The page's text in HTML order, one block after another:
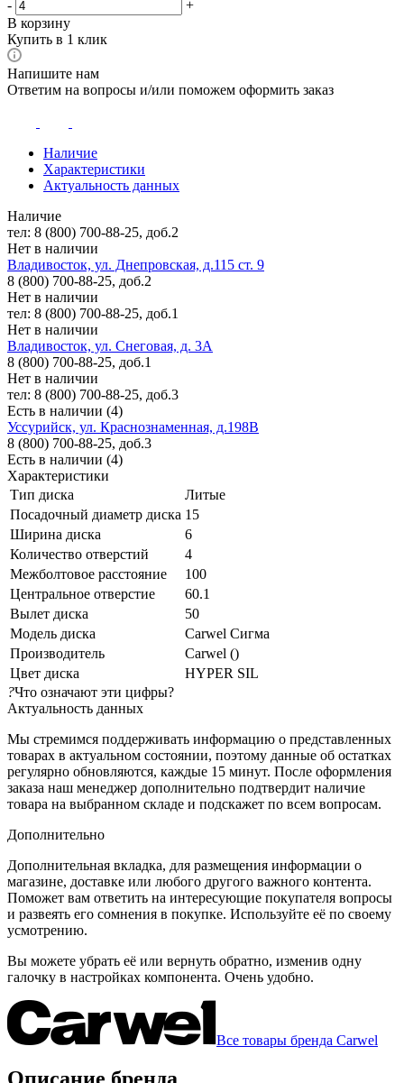
-
+
В корзину
Купить в 1 клик
Напишите нам
Ответим на вопросы и/или поможем оформить заказ
Наличие
Характеристики
Актуальность данных
Наличие
тел: 8 (800) 700-88-25, доб.2
Нет в наличии
Владивосток, ул. Днепровская, д.115 ст. 9
8 (800) 700-88-25, доб.2
Нет в наличии
тел: 8 (800) 700-88-25, доб.1
Нет в наличии
Владивосток, ул. Снеговая, д. 3А
8 (800) 700-88-25, доб.1
Нет в наличии
тел: 8 (800) 700-88-25, доб.3
Есть в наличии (4)
Уссурийск, ул. Краснознаменная, д.198В
8 (800) 700-88-25, доб.3
Есть в наличии (4)
Характеристики
Тип диска
Литые
Посадочный диаметр диска 15
Ширина диска
6
Количество отверстий
4
Межболтовое расстояние
100
Центральное отверстие
60.1
Вылет диска
50
Модель диска
Carwel Сигма
Производитель
Carwel ()
Цвет диска
HYPER SIL
?Что означают эти цифры?
Актуальность данных
Мы стремимся поддерживать информацию о представленных
товарах в актуальном состоянии, поэтому данные об остатках
регулярно обновляются, каждые 15 минут. После оформления
заказа наш менеджер дополнительно подтвердит наличие
товара на выбранном складе и подскажет по всем вопросам.
Дополнительно
Дополнительная вкладка, для размещения информации о
магазине, доставке или любого другого важного контента.
Поможет вам ответить на интересующие покупателя вопросы
и развеять его сомнения в покупке. Используйте её по своему
усмотрению.
Вы можете убрать её или вернуть обратно, изменив одну
галочку в настройках компонента. Очень удобно.
Все товары бренда Carwel
Описание бренда